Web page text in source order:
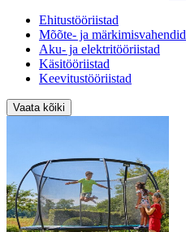
Ehitustööriistad
Mõõte- ja märkimisvahendid
Aku- ja elektritööriistad
Käsitööriistad
Keevitustööriistad
Vaata kõiki